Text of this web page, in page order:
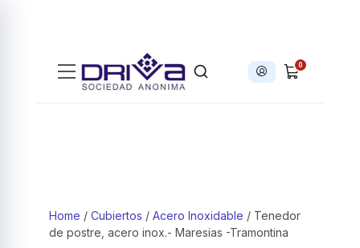
Iniciar sesión
0
Home / Cubiertos / Acero Inoxidable / Tenedor
de postre, acero inox.- Maresias -Tramontina